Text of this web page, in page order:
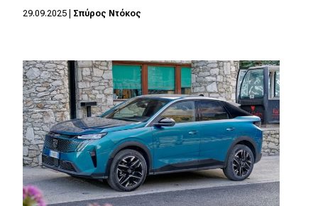
29.09.2025 Σπύρος Ντόκος